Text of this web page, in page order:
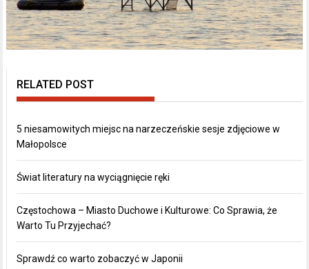
RELATED POST
5 niesamowitych miejsc na narzeczeńskie sesje zdjęciowe w
Małopolsce
Świat literatury na wyciągnięcie ręki
Częstochowa – Miasto Duchowe i Kulturowe: Co Sprawia, że
Warto Tu Przyjechać?
Sprawdź co warto zobaczyć w Japonii